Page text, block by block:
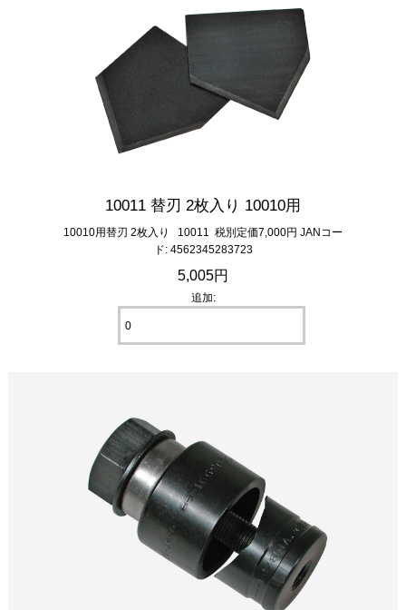
10011 替刃 2枚入り 10010用
10010用替刃 2枚入り 10011 税別定価7,000円 JANコー
ド: 4562345283723
5,005円
追加: